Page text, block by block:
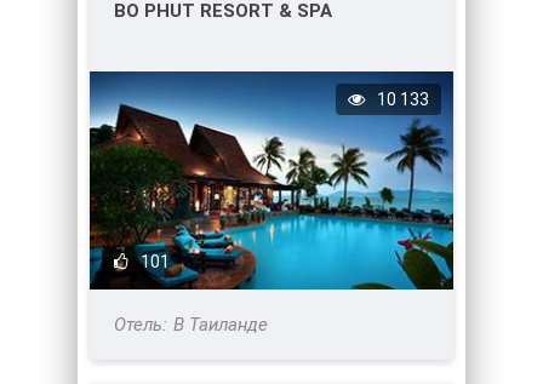
BO PHUT RESORT & SPA
101
10 133
В Таиланде